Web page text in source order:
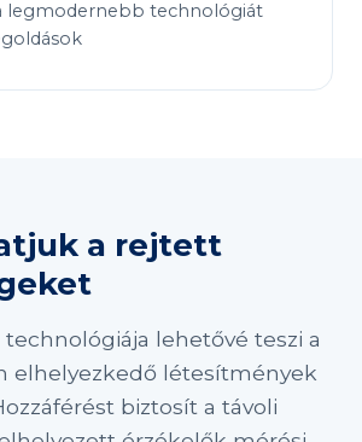
legmodernebb technológiát
a rejtett
lehetővé teszi a
elhelyezkedő létesítmények
biztosít a távoli